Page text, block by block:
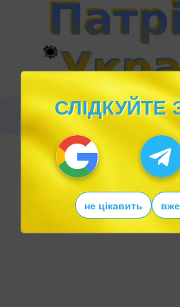
СЛІДКУЙТЕ
не цікавить